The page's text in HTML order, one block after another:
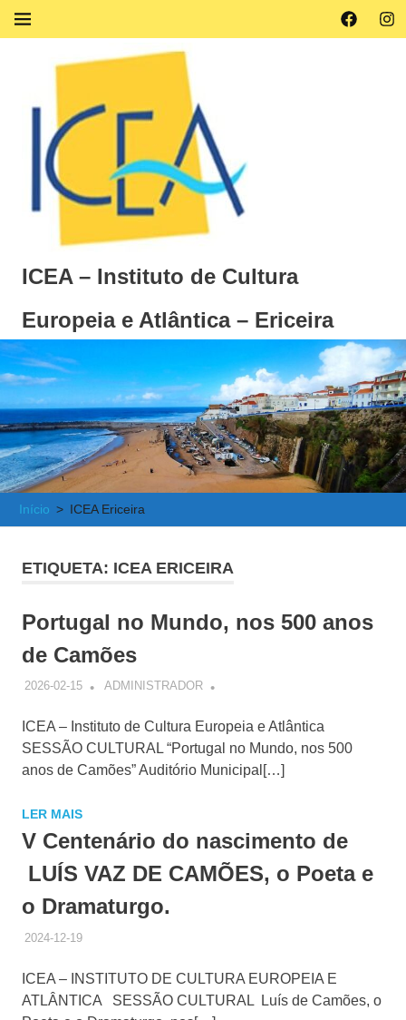
Skip
Facebook
MENU
ICEA – Instituto de Cultura
Europeia e Atlântica – Ericeira
Instituto
de
Cultura
Europeia
e
Atlântica
Início ICEA Ericeira
ETIQUETA: ICEA ERICEIRA
Portugal no Mundo, nos 500 anos
de Camões
2026-02-15 ADMINISTRADOR
ICEA – Instituto de Cultura Europeia e Atlântica
SESSÃO CULTURAL “Portugal no Mundo, nos 500
anos de Camões” Auditório Municipal[…]
LER MAIS
V Centenário do nascimento de
LUÍS VAZ DE CAMÕES, o Poeta e
o Dramaturgo.
2024-12-19ADMINISTRADOR
HISTÓRICO DE ACTIVIDADES
ICEA – INSTITUTO DE CULTURA EUROPEIA E
ATLÂNTICA SESSÃO CULTURAL Luís de Camões, o